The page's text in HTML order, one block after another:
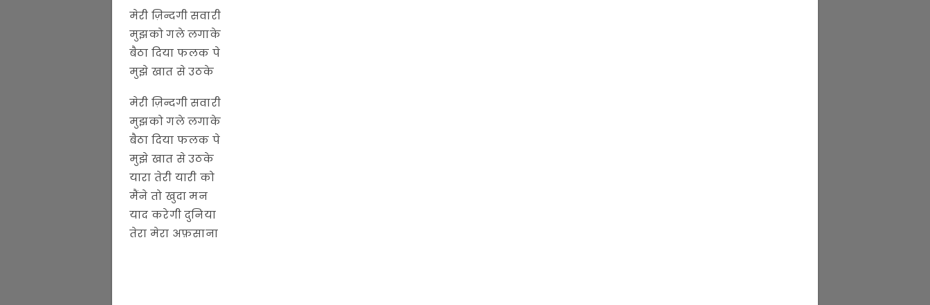
मेरी ज़िन्दगी सवारी
मुझको गले लगाके
बैठा दिया फलक पे
मुझे खात से उठके
मेरी ज़िन्दगी सवारी
मुझको गले लगाके
बैठा दिया फलक पे
मुझे खात से उठके
यारा तेरी यारी को
मैंने तो खुदा मन
याद करेगी दुनिया
तेरा मेरा अफ़साना